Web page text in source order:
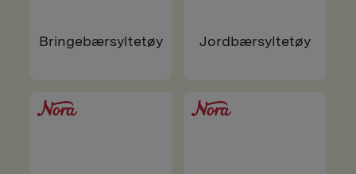
Bringebærsyltetøy Jordbærsyltetøy